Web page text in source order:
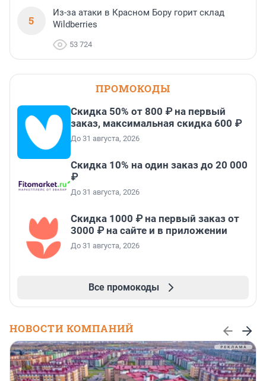
5
Из-за атаки в Красном Бору горит склад
Wildberries
53 724
ПРОМОКОДЫ
Скидка 50% от 800 ₽ на первый
заказ, максимальная скидка 600 ₽
До 31 августа, 2026
Скидка 10% на один заказ до 20 000
₽
До 31 августа, 2026
Скидка 1000 ₽ на первый заказ от
3000 ₽ на сайте и в приложении
До 31 августа, 2026
Все промокоды
НОВОСТИ КОМПАНИЙ